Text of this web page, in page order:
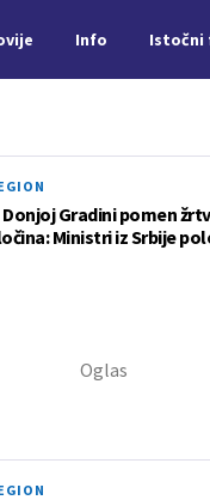
Info Istočni
Donjoj Gradini pomen
Ministri iz Srbije